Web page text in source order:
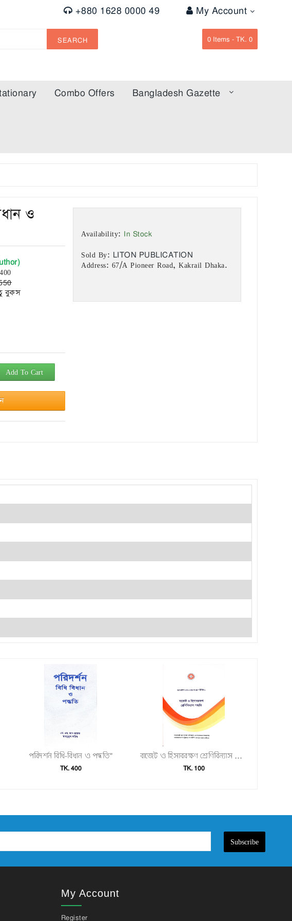
+880 1628 0000 49 My Account
SEARCH 0Items -TK. 0
Combo Offers
Bangladesh Gazette
ও
বুকস
Add To Cart
পড়ে দেখুন
Availability: In Stock
Sold By: LITON PUBLICATION
Address: 67/A Pioneer Road, Kakrail Dhaka.
পরিদর্শন বিধি-বিধান ও পদ্ধতি"
TK. 400
বাজেট ও হিসাবরক্ষণ শ্রেণিবিন্যাস পদ্ধতি"
TK. 100
Subscribe
My Account
Register